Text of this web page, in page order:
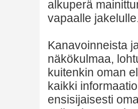
alkuperä
vapaalle
Kanavoinneista
näkökulmaa,
kuitenkin oman
kaikki
ensisijaisesti